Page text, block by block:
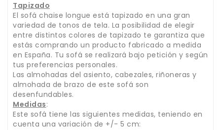
Tapizado
El sofá chaise longue está tapizado en una gran
variedad de tonos de tela. La posibilidad de elegir
entre distintos colores de tapizado te garantiza que
estás comprando un producto fabricado a medida
en España. Tu sofá se realizará bajo petición y según
tus preferencias personales.
Las almohadas del asiento, cabezales, riñoneras y
almohada de brazo de este sofá son
desenfundables.
Medidas:
Este sofá tiene las siguientes medidas, teniendo en
cuenta una variación de +/- 5 cm: